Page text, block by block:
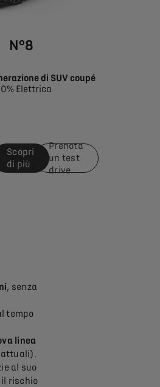
N°8
di SUV coupé
Elettrica
Scopri
di più
Prenota
un test
drive
, senza
tempo
linea
attuali).
al suo
rischio